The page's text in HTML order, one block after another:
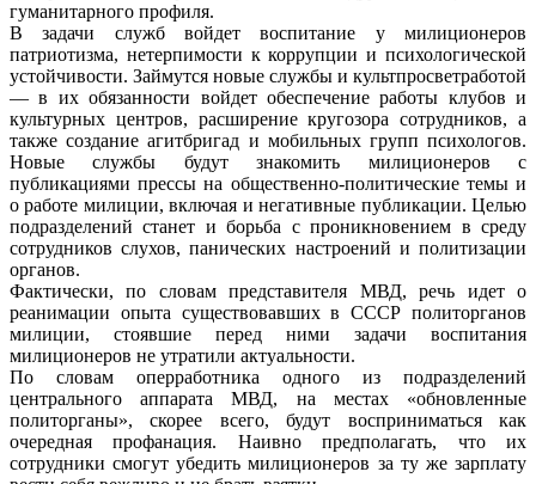
гуманитарного профиля.
В задачи служб войдет воспитание у милиционеров
патриотизма, нетерпимости к коррупции и психологической
устойчивости. Займутся новые службы и культпросветработой
— в их обязанности войдет обеспечение работы клубов и
культурных центров, расширение кругозора сотрудников, а
также создание агитбригад и мобильных групп психологов.
Новые службы будут знакомить милиционеров с
публикациями прессы на общественно-политические темы и
о работе милиции, включая и негативные публикации. Целью
подразделений станет и борьба с проникновением в среду
сотрудников слухов, панических настроений и политизации
органов.
Фактически, по словам представителя МВД, речь идет о
реанимации опыта существовавших в СССР политорганов
милиции, стоявшие перед ними задачи воспитания
милиционеров не утратили актуальности.
По словам оперработника одного из подразделений
центрального аппарата МВД, на местах «обновленные
политорганы», скорее всего, будут восприниматься как
очередная профанация. Наивно предполагать, что их
сотрудники смогут убедить милиционеров за ту же зарплату